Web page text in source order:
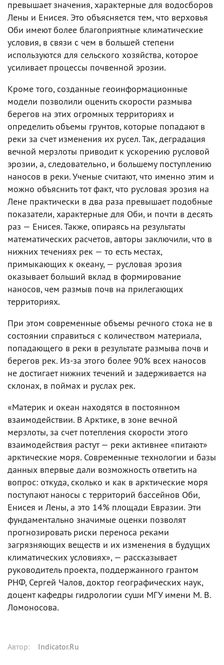
превышает значения, характерные для водосборов
Лены и Енисея. Это объясняется тем, что верховья
Оби имеют более благоприятные климатические
условия, в связи с чем в большей степени
используются для сельского хозяйства, которое
усиливает процессы почвенной эрозии.
Кроме того, созданные геоинформационные
модели позволили оценить скорости размыва
берегов на этих огромных территориях и
определить объемы грунтов, которые попадают в
реки за счет изменения их русел. Так, деградация
вечной мерзлоты приводит к ускорению русловой
эрозии, а, следовательно, и большему поступлению
наносов в реки. Ученые считают, что именно этим и
можно объяснить тот факт, что русловая эрозия на
Лене практически в два раза превышает подобные
показатели, характерные для Оби, и почти в десять
раз — Енисея. Также, опираясь на результаты
математических расчетов, авторы заключили, что в
нижних течениях рек — то есть местах,
примыкающих к океану, — русловая эрозия
оказывает больший вклад в формирование
наносов, чем размыв почв на прилегающих
территориях.
При этом современные объемы речного стока не в
состоянии справиться с количеством материала,
попадающего в реки в результате размыва почв и
берегов рек. Из-за этого более 90% всех наносов
не достигает нижних течений и задерживается на
склонах, в поймах и руслах рек.
«Материк и океан находятся в постоянном
взаимодействии. В Арктике, в зоне вечной
мерзлоты, за счет потепления скорости этого
взаимодействия растут — реки активнее «питают»
арктические моря. Современные технологии и базы
данных впервые дали возможность ответить на
вопрос: откуда, сколько и как в арктические моря
поступают наносы с территорий бассейнов Оби,
Енисея и Лены, а это 14% площади Евразии. Эти
фундаментально значимые оценки позволят
прогнозировать риски переноса реками
загрязняющих веществ и их изменения в будущих
климатических условиях», — рассказывает
руководитель проекта, поддержанного грантом
РНФ, Сергей Чалов, доктор географических наук,
доцент кафедры гидрологии суши МГУ имени М. В.
Ломоносова.
Автор: Indicator.Ru